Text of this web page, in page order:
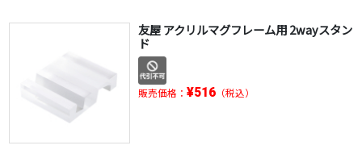
友屋 アクリルマグフレーム用 2wayスタン
ド
販売価格： ¥516（税込）